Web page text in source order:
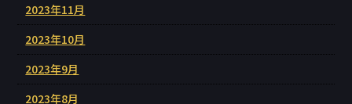
2023年11月
2023年10月
2023年9月
2023年8月